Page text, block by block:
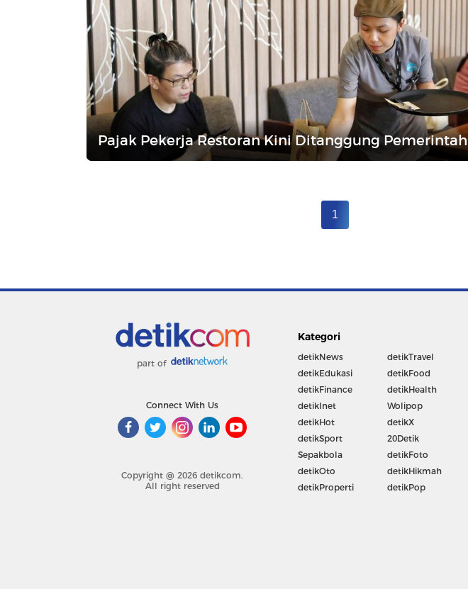
Pajak Pekerja Restoran Kini Ditanggung Pemerintah
1
part of
Connect With Us
Copyright @ 2026 detikcom.
All right reserved
Kategori
detikNews
detikEdukasi
detikFinance
detikInet
detikHot
detikSport
Sepakbola
detikOto
detikProperti
detikTravel
detikFood
detikHealth
Wolipop
detikX
20Detik
detikFoto
detikHikmah
detikPop